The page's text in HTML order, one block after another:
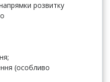
розвитку
(особливо